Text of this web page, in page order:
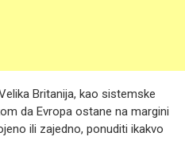
Britanija, kao sistemske
da Evropa ostane na margini
ili zajedno, ponuditi ikakvo